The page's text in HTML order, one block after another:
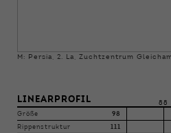
M: Persia, 2. La, Zuchtzentrum
LINEARPROFIL 88
Größe
98
Rippenstruktur 111